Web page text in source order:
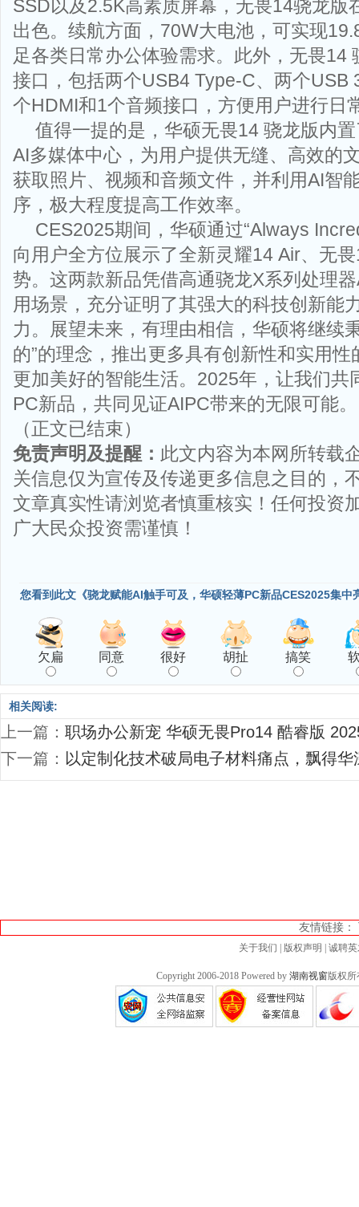
SSD以及2.5K高素质屏幕，无畏14骁龙版
出色。续航方面，70W大电池，可实现
足各类日常办公体验需求。此外，无畏14
接口，包括两个USB4 Type-C、两个USB
个HDMI和1个音频接口，方便用户进行日
值得一提的是，华硕无畏14 骁龙版内
AI多媒体中心，为用户提供无缝、高效的
获取照片、视频和音频文件，并利用AI智
序，极大程度提高工作效率。
CES2025期间，华硕通过“Always
向用户全方位展示了全新灵耀14 Air、无
势。这两款新品凭借高通骁龙X系列处理
用场景，充分证明了其强大的科技创新能
力。展望未来，有理由相信，华硕将继续
的”的理念，推出更多具有创新性和实用
更加美好的智能生活。2025年，让我们共
PC新品，共同见证AIPC带来的无限可能。
（正文已结束）
免责声明及提醒： 此文内容为本网所转载
关信息仅为宣传及传递更多信息之目的，
文章真实性请浏览者慎重核实！任何投资
广大民众投资需谨慎！
您看到此文《骁龙赋能AI触手可及，华硕轻薄PC新品CES2025集中
欠扁 同意 很好 胡扯 搞笑
相关阅读:
上一篇： 职场办公新宠 华硕无畏Pro14 酷睿版
下一篇： 以定制化技术破局电子材料痛点，飘得
友情链接：
关于我们 版权声明 诚聘
Copyright 2006-2018 Powered by 湖南视窗版权